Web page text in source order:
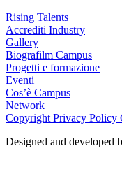
Rising Talents
Accrediti Industry
Gallery
Biografilm Campus
Progetti e formazione
Eventi
Cos’è Campus
Network
Copyright Privacy Policy
Designed and developed